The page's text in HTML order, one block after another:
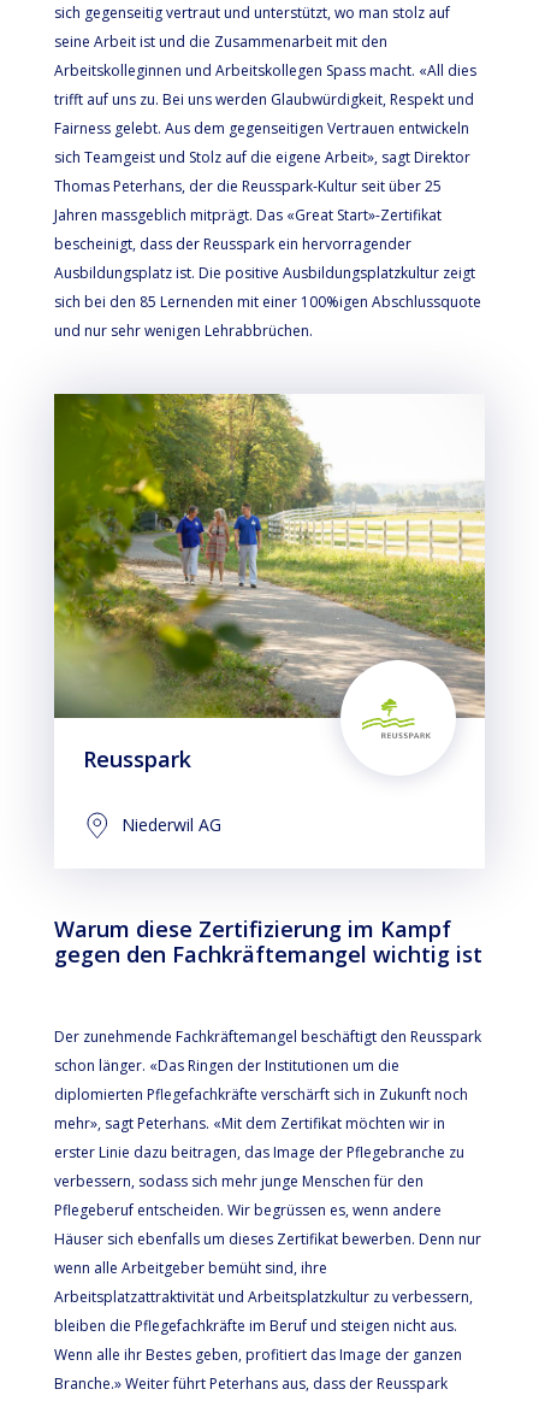
sich gegenseitig vertraut und unterstützt, wo man stolz auf
seine Arbeit ist und die Zusammenarbeit mit den
Arbeitskolleginnen und Arbeitskollegen Spass macht. «All dies
trifft auf uns zu. Bei uns werden Glaubwürdigkeit, Respekt und
Fairness gelebt. Aus dem gegenseitigen Vertrauen entwickeln
sich Teamgeist und Stolz auf die eigene Arbeit», sagt Direktor
Thomas Peterhans, der die Reusspark-Kultur seit über 25
Jahren massgeblich mitprägt. Das «Great Start»-Zertifikat
bescheinigt, dass der Reusspark ein hervorragender
Ausbildungsplatz ist. Die positive Ausbildungsplatzkultur zeigt
sich bei den 85 Lernenden mit einer 100%igen Abschlussquote
und nur sehr wenigen Lehrabbrüchen.
Reusspark
Niederwil AG
Warum diese Zertifizierung im Kampf
gegen den Fachkräftemangel wichtig ist
Der zunehmende Fachkräftemangel beschäftigt den Reusspark
schon länger. «Das Ringen der Institutionen um die
diplomierten Pflegefachkräfte verschärft sich in Zukunft noch
mehr», sagt Peterhans. «Mit dem Zertifikat möchten wir in
erster Linie dazu beitragen, das Image der Pflegebranche zu
verbessern, sodass sich mehr junge Menschen für den
Pflegeberuf entscheiden. Wir begrüssen es, wenn andere
Häuser sich ebenfalls um dieses Zertifikat bewerben. Denn nur
wenn alle Arbeitgeber bemüht sind, ihre
Arbeitsplatzattraktivität und Arbeitsplatzkultur zu verbessern,
bleiben die Pflegefachkräfte im Beruf und steigen nicht aus.
Wenn alle ihr Bestes geben, profitiert das Image der ganzen
Branche.» Weiter führt Peterhans aus, dass der Reusspark